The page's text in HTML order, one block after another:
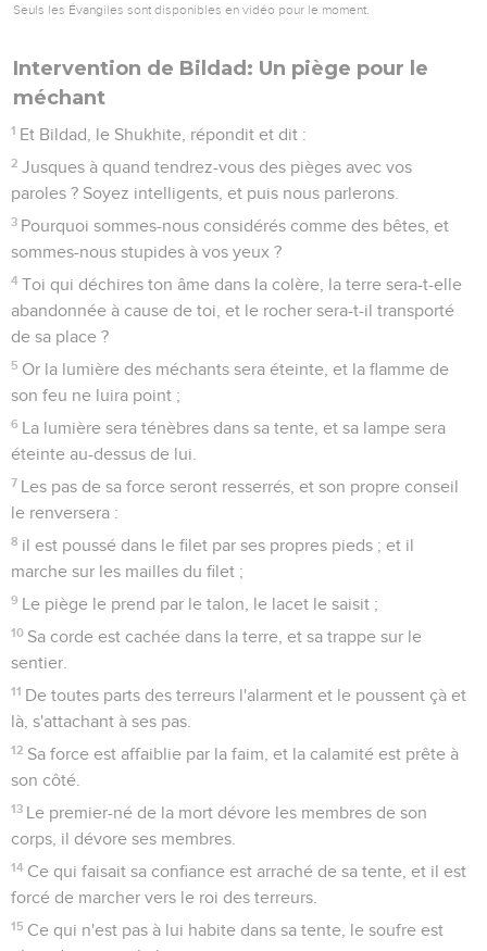
Seuls les Évangiles sont disponibles en vidéo pour le moment.
Intervention de Bildad: Un piège pour le
méchant
1 Et Bildad, le Shukhite, répondit et dit :
2 Jusques à quand tendrez-vous des pièges avec vos
paroles ? Soyez intelligents, et puis nous parlerons.
3 Pourquoi sommes-nous considérés comme des bêtes, et
sommes-nous stupides à vos yeux ?
4 Toi qui déchires ton âme dans la colère, la terre sera-t-elle
abandonnée à cause de toi, et le rocher sera-t-il transporté
de sa place ?
5 Or la lumière des méchants sera éteinte, et la flamme de
son feu ne luira point ;
6 La lumière sera ténèbres dans sa tente, et sa lampe sera
éteinte au-dessus de lui.
7 Les pas de sa force seront resserrés, et son propre conseil
le renversera :
8 il est poussé dans le filet par ses propres pieds ; et il
marche sur les mailles du filet ;
9 Le piège le prend par le talon, le lacet le saisit ;
10 Sa corde est cachée dans la terre, et sa trappe sur le
sentier.
11 De toutes parts des terreurs l'alarment et le poussent çà et
là, s'attachant à ses pas.
12 Sa force est affaiblie par la faim, et la calamité est prête à
son côté.
13 Le premier-né de la mort dévore les membres de son
corps, il dévore ses membres.
14 Ce qui faisait sa confiance est arraché de sa tente, et il est
forcé de marcher vers le roi des terreurs.
15 Ce qui n'est pas à lui habite dans sa tente, le soufre est